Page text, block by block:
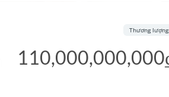
Thương lượng